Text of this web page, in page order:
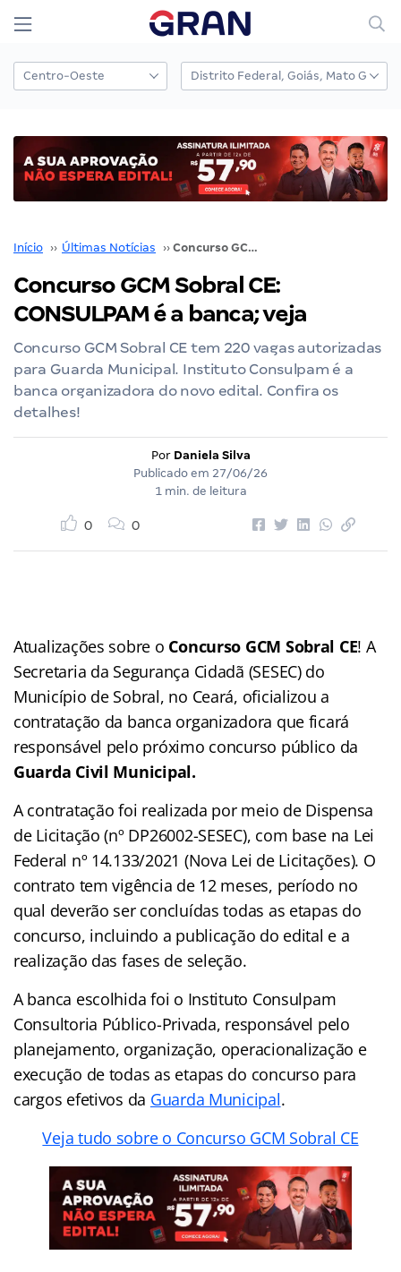
Início ›› Últimas Notícias ›› Concurso GCM Sobral CE: CONSULPAM é a banca; veja
Concurso GCM Sobral CE:
CONSULPAM é a banca; veja
Concurso GCM Sobral CE tem 220 vagas autorizadas
para Guarda Municipal. Instituto Consulpam é a
banca organizadora do novo edital. Confira os
detalhes!
Por Daniela Silva
Publicado em 27/06/26
1 min. de leitura
0 0
Atualizações sobre o Concurso GCM Sobral CE! A
Secretaria da Segurança Cidadã (SESEC) do
Município de Sobral, no Ceará, oficializou a
contratação da banca organizadora que ficará
responsável pelo próximo concurso público da
Guarda Civil Municipal.
A contratação foi realizada por meio de Dispensa
de Licitação (nº DP26002-SESEC), com base na Lei
Federal nº 14.133/2021 (Nova Lei de Licitações). O
contrato tem vigência de 12 meses, período no
qual deverão ser concluídas todas as etapas do
concurso, incluindo a publicação do edital e a
realização das fases de seleção.
A banca escolhida foi o Instituto Consulpam
Consultoria Público-Privada, responsável pelo
planejamento, organização, operacionalização e
execução de todas as etapas do concurso para
cargos efetivos da Guarda Municipal.
Veja tudo sobre o Concurso GCM Sobral CE